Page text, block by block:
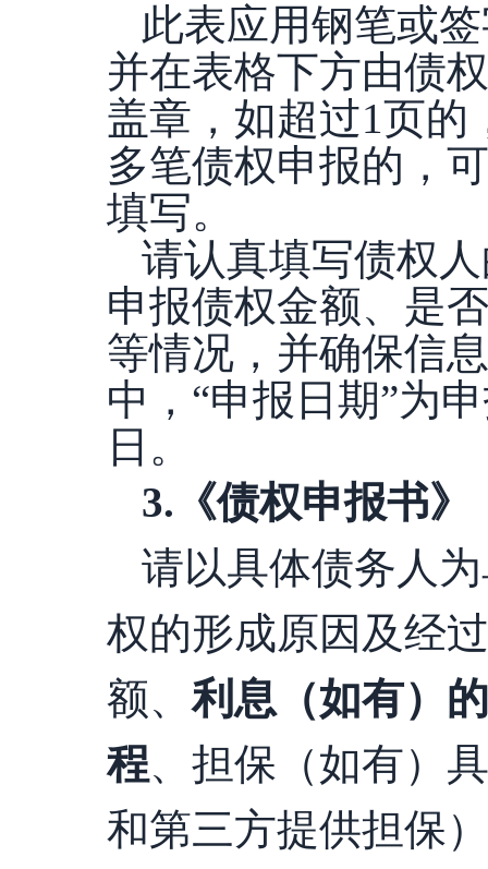
此表应用钢笔或
并在表格下方由债
盖章，如超过1页的
多笔债权申报的，
填写。
请认真填写债权
申报债权金额、是
等情况，并确保信
中， “申报日期”为
日。
3. 《债权申报书》
请以具体债务人
权的形成原因及经
额、利息（如有）
程、担保（如有）
和第三方提供担保